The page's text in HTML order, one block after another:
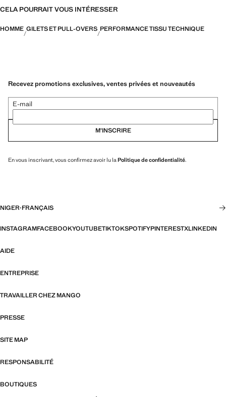
CELA POURRAIT VOUS INTÉRESSER
HOMME GILETS ET PULL-OVERS PERFORMANCE TISSU TECHNIQUE
Recevez promotions exclusives, ventes privées et nouveautés
E-mail
M’INSCRIRE
En vous inscrivant, vous confirmez avoir lu la Politique de confidentialité.
NIGER·FRANÇAIS
INSTAGRAMFACEBOOKYOUTUBETIKTOKSPOTIFYPINTERESTXLINKEDIN
AIDE
ENTREPRISE
TRAVAILLER CHEZ MANGO
PRESSE
SITE MAP
RESPONSABILITÉ
BOUTIQUES